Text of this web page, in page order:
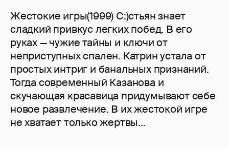
Жестокие игры(1999) С:)стьян знает
сладкий привкус легких побед. В его
руках — чужие тайны и ключи от
неприступных спален. Катрин устала от
простых интриг и банальных признаний.
Тогда современный Казанова и
скучающая красавица придумывают себе
новое развлечение. В их жестокой игре
не хватает только жертвы…